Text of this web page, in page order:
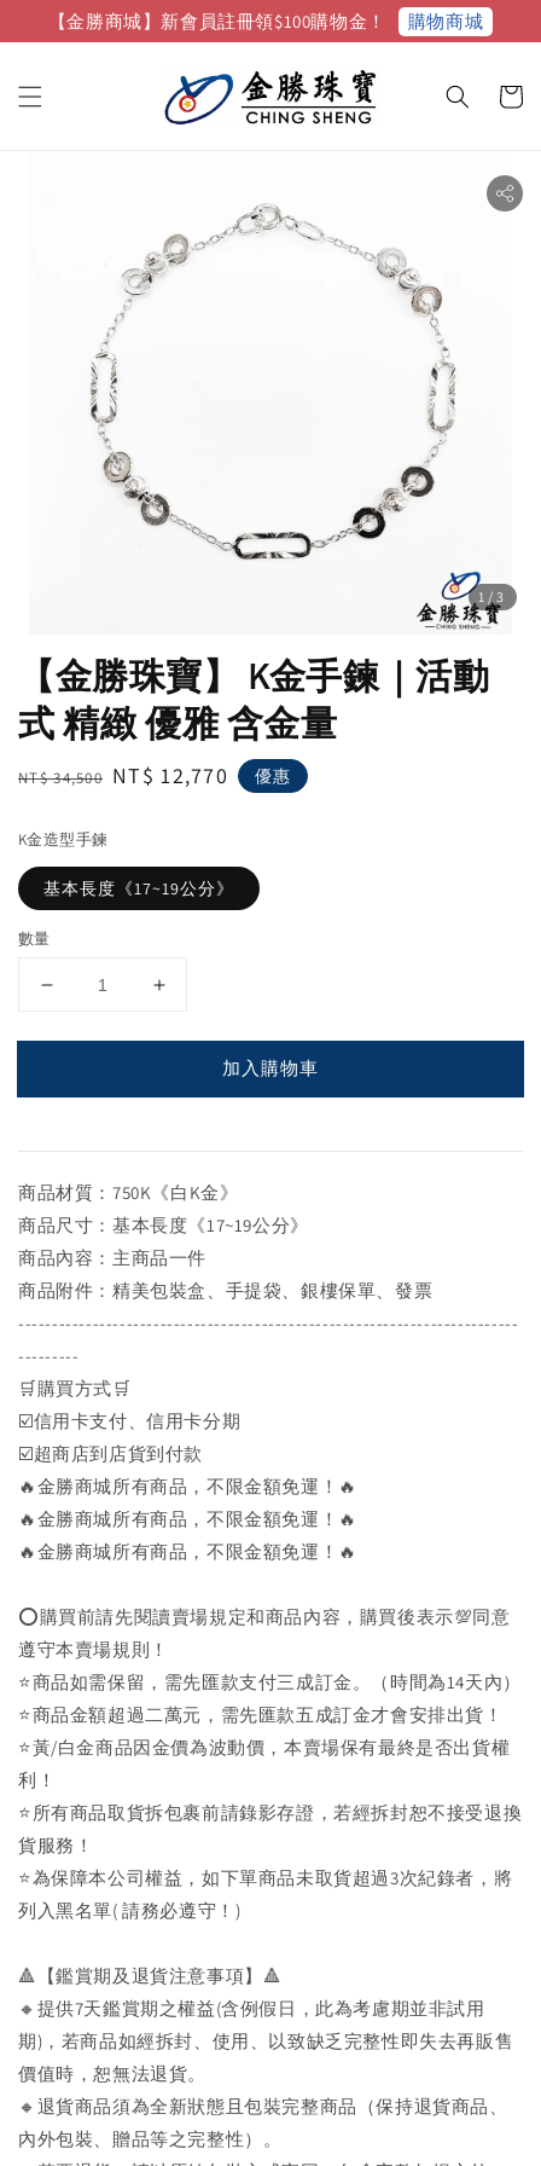
【金勝商城】新會員註冊領$100購物金！ 購物商城
1 /3
【金勝珠寶】 K金手鍊｜活動
式 精緻 優雅 含金量
Regular
NT$ 34,500 Sale
NT$ 12,770 優惠
K金造型手鍊
基本長度《17~19公分》
數量
加入購物車
商品材質：750K《白K金》
商品尺寸：基本長度《17~19公分》
商品內容：主商品一件
商品附件：精美包裝盒、手提袋、銀樓保單、發票
--------------------------------------------------------------------------
---------
🛒購買方式🛒
☑️信用卡支付、信用卡分期
☑️超商店到店貨到付款
🔥金勝商城所有商品，不限金額免運！🔥
🔥金勝商城所有商品，不限金額免運！🔥
🔥金勝商城所有商品，不限金額免運！🔥
⭕購買前請先閱讀賣場規定和商品內容，購買後表示💯同意
遵守本賣場規則！
⭐商品如需保留，需先匯款支付三成訂金。（時間為14天內）
⭐商品金額超過二萬元，需先匯款五成訂金才會安排出貨！
⭐黃/白金商品因金價為波動價，本賣場保有最終是否出貨權
利！
⭐️所有商品取貨拆包裹前請錄影存證，若經拆封恕不接受退換
貨服務！
⭐為保障本公司權益，如下單商品未取貨超過3次紀錄者，將
列入黑名單( 請務必遵守！)
🔺【鑑賞期及退貨注意事項】🔺
🔸提供7天鑑賞期之權益(含例假日，此為考慮期並非試用
期)，若商品如經拆封、使用、以致缺乏完整性即失去再販售
價值時，恕無法退貨。
🔸退貨商品須為全新狀態且包裝完整商品（保持退貨商品、
內外包裝、贈品等之完整性）。